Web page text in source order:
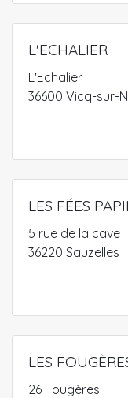
L'ECHALIER
L'Echalier
36600 Vicq-sur-
LES FÉES
5 rue de la cave
36220 Sauzelles
LES
26 Fougères